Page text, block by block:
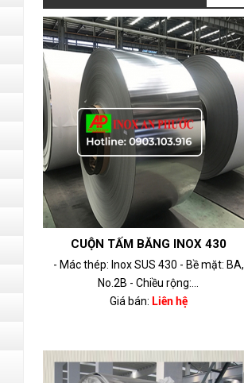
CUỘN TẤM BĂNG INOX 430
- Mác thép: Inox SUS 430 - Bề mặt: BA,
No.2B - Chiều rộng:...
Giá bán: Liên hệ